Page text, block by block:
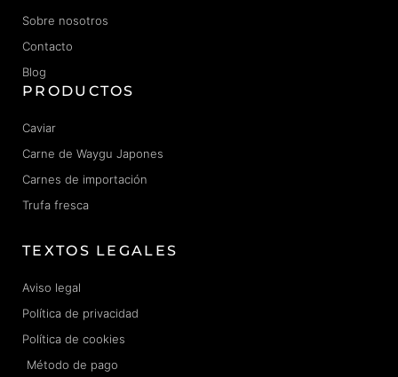
les
gastr
ono
mía.
dabl
Sobre nosotros
Contacto
Blog
PRODUCTOS
Caviar
Carne de Waygu Japones
Carnes de importación
Trufa fresca
TEXTOS LEGALES
Aviso legal
Política de privacidad
Política de cookies
Método de pago